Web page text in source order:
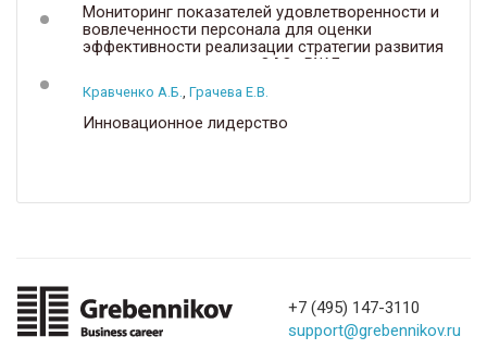
Мониторинг показателей удовлетворенности и
вовлеченности персонала для оценки
эффективности реализации стратегии развития
кадрового потенциала ОАО «РЖД»
Кравченко А.Б. Грачева Е.В.
Инновационное лидерство
+7 (495) 147-3110
support@grebennikov.ru